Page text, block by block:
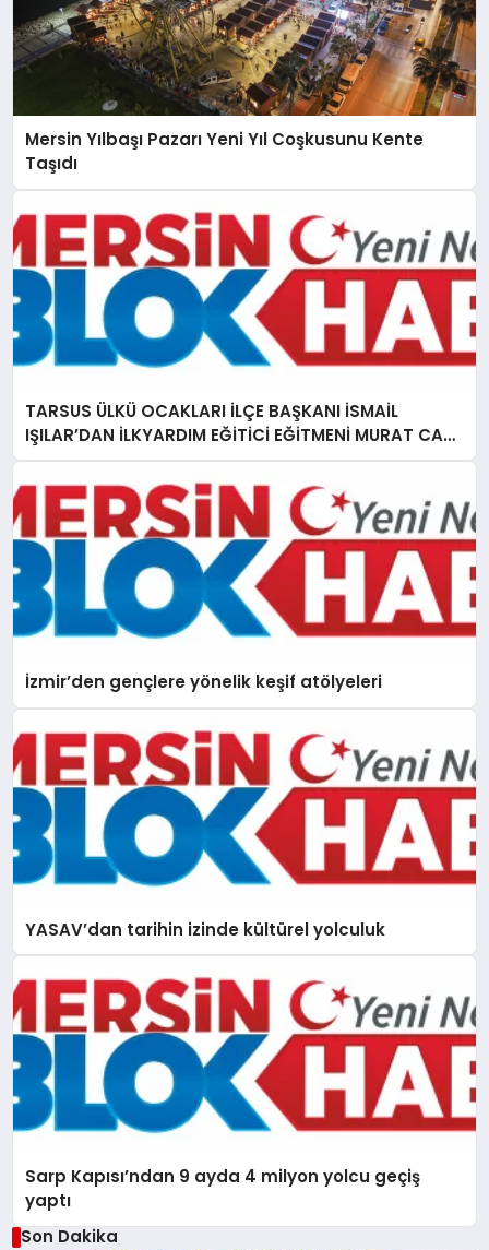
Mersin Yılbaşı Pazarı Yeni Yıl Coşkusunu Kente
Taşıdı
TARSUS ÜLKÜ OCAKLARI İLÇE BAŞKANI İSMAİL
IŞILAR’DAN İLKYARDIM EĞİTİCİ EĞİTMENİ MURAT CAN
FİDAN’A ZİYARET
İzmir’den gençlere yönelik keşif atölyeleri
YASAV’dan tarihin izinde kültürel yolculuk
Sarp Kapısı’ndan 9 ayda 4 milyon yolcu geçiş
yaptı
Son Dakika